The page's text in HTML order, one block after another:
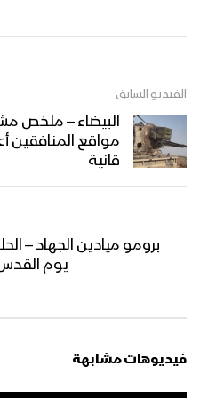
طوفان الأحرار |
الفيديو السابق
البيضاء – ملخص
مواقع
قانية
برومو ميادين الجهاد –
يوم
فيديوهات مشابهة